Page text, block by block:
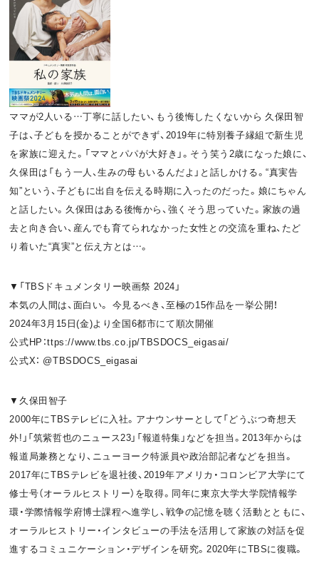
ママが2人いる…丁寧に話したい、もう後悔したくないから 久保田智
子は、子どもを授かることができず、2019年に特別養子縁組で新生児
を家族に迎えた。「ママとパパが大好き」。そう笑う2歳になった娘に、
久保田は「もう一人、生みの母もいるんだよ」と話しかける。“真実告
知”という、子どもに出自を伝える時期に入ったのだった。娘にちゃん
と話したい。久保田はある後悔から、強くそう思っていた。家族の過
去と向き合い、産んでも育てられなかった女性との交流を重ね、たど
り着いた“真実”と伝え方とは…。
▼「TBSドキュメンタリー映画祭 2024」
本気の人間は、面白い。 今見るべき、至極の15作品を一挙公開！
2024年3月15日(金)より全国6都市にて順次開催
公式HP：ttps://www.tbs.co.jp/TBSDOCS_eigasai/
公式X： @TBSDOCS_eigasai
▼久保田智子
2000年にTBSテレビに入社。アナウンサーとして「どうぶつ奇想天
外!」「筑紫哲也のニュース23」「報道特集」などを担当。2013年からは
報道局兼務となり、ニューヨーク特派員や政治部記者などを担当。
2017年にTBSテレビを退社後、2019年アメリカ・コロンビア大学にて
修士号（オーラルヒストリー）を取得。同年に東京大学大学院情報学
環・学際情報学府博士課程へ進学し、戦争の記憶を聴く活動とともに、
オーラルヒストリー・インタビューの手法を活用して家族の対話を促
進するコミュニケーション・デザインを研究。2020年にTBSに復職。